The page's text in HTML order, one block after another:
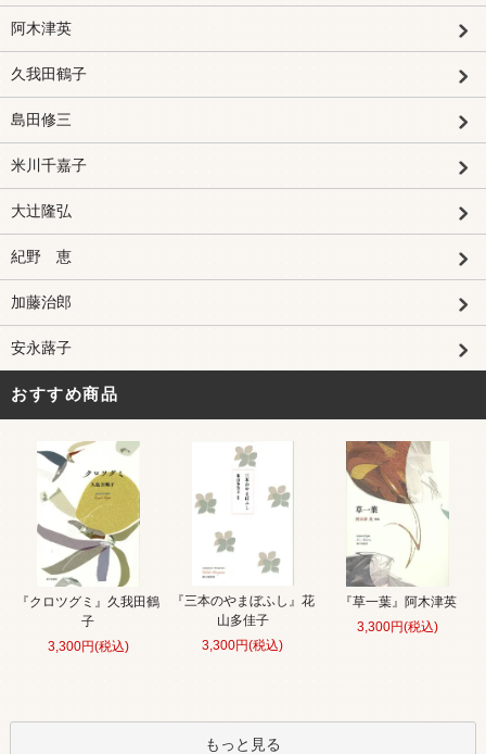
阿木津英
久我田鶴子
島田修三
米川千嘉子
大辻隆弘
紀野 恵
加藤治郎
安永蕗子
おすすめ商品
『クロツグミ』久我田鶴
子
3,300円(税込)
『三本のやまぼふし』花
山多佳子
3,300円(税込)
『草一葉』阿木津英
3,300円(税込)
もっと見る